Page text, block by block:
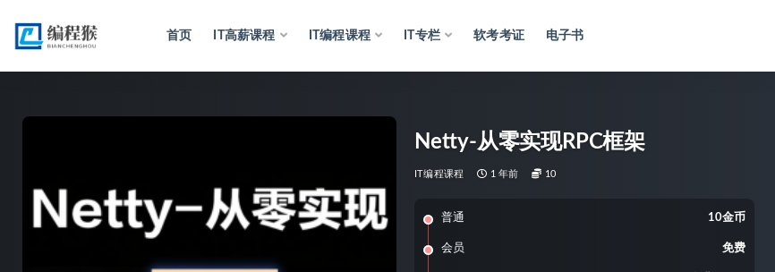
首页 IT高薪课程 IT编程课程 IT专栏 软考考证 电子书
Netty-从零实现RPC框架
IT编程课程 1 年前 10
普通 10金币
会员 免费